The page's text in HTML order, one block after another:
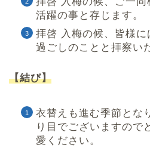
活躍の事と存じます。
拝啓 入梅の候、皆様
過ごしのことと拝察い
【結び】
衣替えも進む季節とな
り目でございますので
愛ください。